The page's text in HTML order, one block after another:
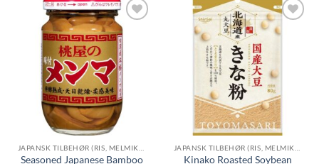
Legg til i
ønskeliste
Seasoned Japanese Bamboo
Legg til i
Kinako Roasted Soybean